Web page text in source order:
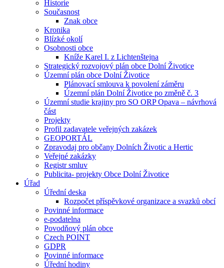
Historie
Současnost
Znak obce
Kronika
Blízké okolí
Osobnosti obce
Kníže Karel I. z Lichtenštejna
Strategický rozvojový plán obce Dolní Životice
Územní plán obce Dolní Životice
Plánovací smlouva k povolení záměru
Územní plán Dolní Životice po změně č. 3
Územní studie krajiny pro SO ORP Opava – návrhová
část
Projekty
Profil zadavatele veřejných zakázek
GEOPORTÁL
Zpravodaj pro občany Dolních Životic a Hertic
Veřejné zakázky
Registr smluv
Publicita- projekty Obce Dolní Životice
Úřad
Úřední deska
Rozpočet příspěvkové organizace a svazků obcí
Povinné informace
e-podatelna
Povodňový plán obce
Czech POINT
GDPR
Povinné informace
Úřední hodiny